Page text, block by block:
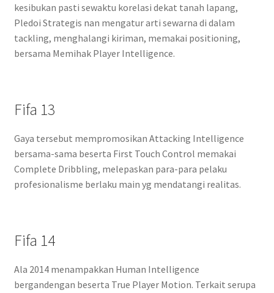
kesibukan pasti sewaktu korelasi dekat tanah lapang,
Pledoi Strategis nan mengatur arti sewarna di dalam
tackling, menghalangi kiriman, memakai positioning,
bersama Memihak Player Intelligence.
Fifa 13
Gaya tersebut mempromosikan Attacking Intelligence
bersama-sama beserta First Touch Control memakai
Complete Dribbling, melepaskan para-para pelaku
profesionalisme berlaku main yg mendatangi realitas.
Fifa 14
Ala 2014 menampakkan Human Intelligence
bergandengan beserta True Player Motion. Terkait serupa